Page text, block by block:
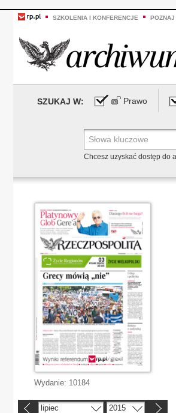
SZKOLENIA I KONFERENCJE POZNAJ
SZUKAJ W: Prawo
Chcesz uzyskać dostęp do
Wydanie: 10184
lipiec 2015